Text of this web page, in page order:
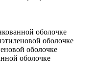
оболочке
оболочке
оболочке
оболочке